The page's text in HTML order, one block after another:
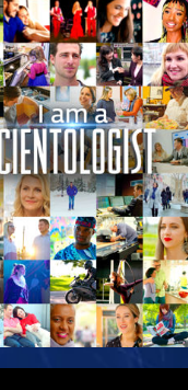
EXPLORE A SÉRIE